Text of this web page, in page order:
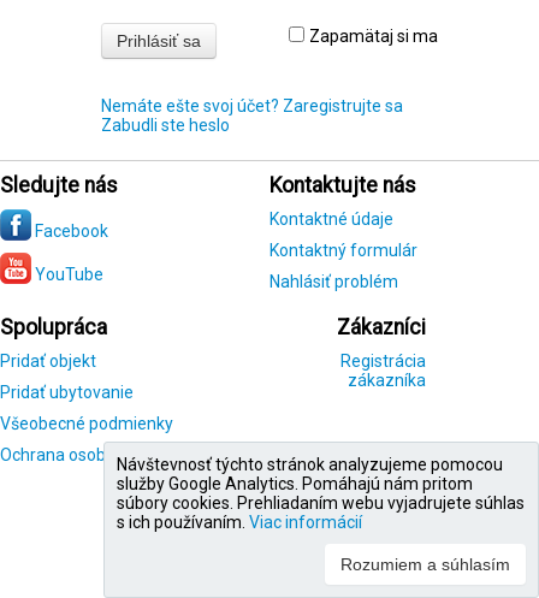
Zapamätaj si ma
Nemáte ešte svoj účet? Zaregistrujte sa
Zabudli ste heslo
Sledujte nás
Facebook
YouTube
Kontaktujte nás
Kontaktné údaje
Kontaktný formulár
Nahlásiť problém
Spolupráca
Pridať objekt
Pridať ubytovanie
Všeobecné podmienky
Ochrana osobných údajov
Zákazníci
Registrácia
zákazníka
Návštevnosť týchto stránok analyzujeme pomocou
služby Google Analytics. Pomáhajú nám pritom
súbory cookies. Prehliadaním webu vyjadrujete súhlas
s ich používaním. Viac informácií